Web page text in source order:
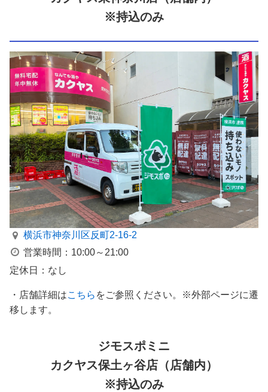
※持込のみ
横浜市神奈川区反町2-16-2
営業時間：10:00～21:00
定休日：なし
・店舗詳細はこちら をご参照ください。※外部ページに遷
移します。
ジモスポミニ
カクヤス保土ヶ谷店（店舗内）
※持込のみ